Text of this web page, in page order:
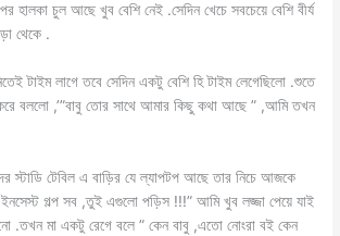
হালকা চুল আছে খুব বেশি নেই .সেদিন খেচে সবচেয়ে বেশি বীর্য
থেকে .
টাইম লাগে তবে সেদিন একটু বেশি হি টাইম লেগেছিলো .শুতে
বললো ,’”বাবু তোর সাথে আমার কিছু কথা আছে ” ,আমি তখন
স্টাডি টেবিল এ বাড়ির যে ল্যাপটপ আছে তার নিচে আজকে
গল্প সব ,তুই এগুলো পড়িস !!!” আমি খুব লজ্জা পেয়ে যাই
.তখন মা একটু রেগে বলে ” কেন বাবু ,এতো নোংরা বই কেন